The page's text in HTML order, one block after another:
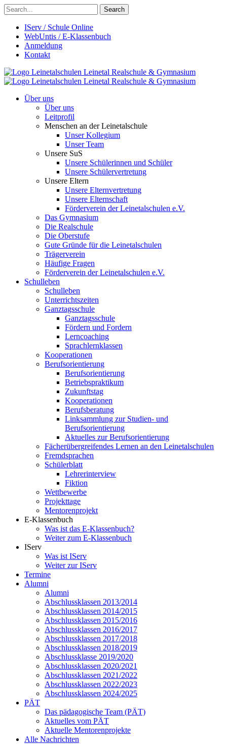
Search
IServ / Schule Online
WebUntis / E-Klassenbuch
Anmeldung
Kontakt
Leinetalschulen Leinetal Realschule & Gymnasium
Leinetalschulen Leinetal Realschule & Gymnasium
Über uns
Über uns
Leitprofil
Menschen an der Leinetalschule
Unser Kollegium
Unser Team
Unsere SuS
Unsere Schülerinnen und Schüler
Unsere Schülervertretung
Unsere Eltern
Unsere Elternvertretung
Unsere Elternschaft
Förderverein der Leinetalschulen e.V.
Das Gymnasium
Die Realschule
Die Oberstufe
Gute Gründe für die Leinetalschulen
Trägerverein
Häufige Fragen
Förderverein der Leinetalschulen e.V.
Schulleben
Schulleben
Unterrichtszeiten
Ganztagsschule
Ganztagsschule
Fördern und Fordern
Lerncoaching
Sprachlernklassen
Kooperationen
Berufsorientierung
Berufsorientierung
Betriebspraktikum
Zukunftstag
Kooperationen
Berufsberatung
Linksammlung zur Studien- und
Berufsorientierung
Aktuelles zur Berufsorientierung
Fächerübergreifendes Lernen an den Leinetalschulen
Fremdsprachen
Schülerblatt
Lehrerinterview
Fiktion
Wettbewerbe
Projekttage
Mentorenprojekt
E-Klassenbuch
Was ist das E-Klassenbuch?
Weiter zum E-Klassenbuch
IServ
Was ist IServ
Weiter zur IServ
Termine
Alumni
Alumni
Abschlussklassen 2013/2014
Abschlussklassen 2014/2015
Abschlussklassen 2015/2016
Abschlussklassen 2016/2017
Abschlussklassen 2017/2018
Abschlussklassen 2018/2019
Abschlussklasse 2019/2020
Abschlussklassen 2020/2021
Abschlussklassen 2021/2022
Abschlussklassen 2022/2023
Abschlussklassen 2024/2025
PÄT
Das pädagogische Team (PÄT)
Aktuelles vom PÄT
Aktuelle Mentorenprojekte
Alle Nachrichten